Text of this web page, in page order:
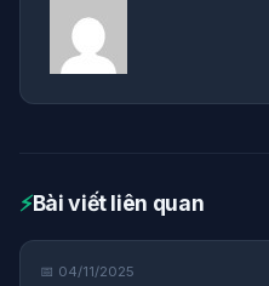
⚡Bài viết liên quan
📅 04/11/2025